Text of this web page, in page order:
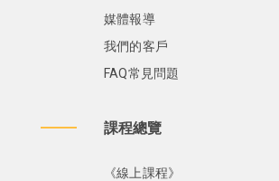
媒體報導
我們的客戶
FAQ常見問題
課程總覽
《線上課程》